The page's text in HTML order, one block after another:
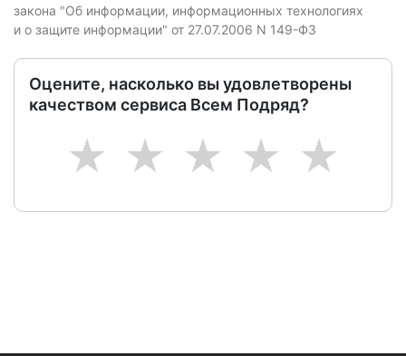
закона "Об информации, информационных технологиях
и о защите информации" от 27.07.2006 N 149-ФЗ
Оцените, насколько вы удовлетворены
качеством сервиса Всем Подряд?
5
4
3
2
1